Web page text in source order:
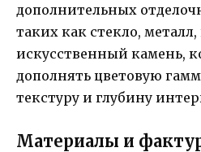
дополнительных
таких как стекло,
искусственный камень,
дополнять цветовую
текстуру и глубину
Материалы и